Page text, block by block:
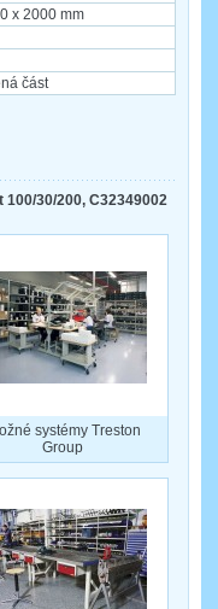
x 2000 mm
část
100/30/200, C32349002
systémy Treston
Group